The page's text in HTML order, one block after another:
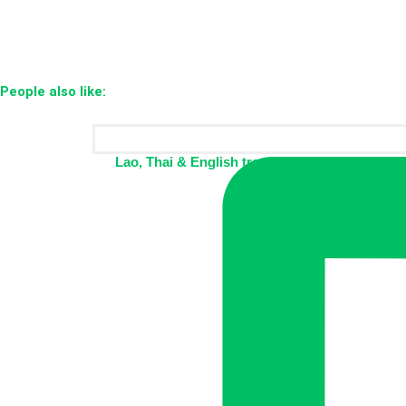
People also like:
Lao, Thai & English translator and